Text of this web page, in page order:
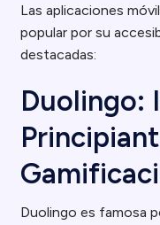
Las aplicaciones
popular por su
destacadas:
Duolingo:
Duolingo es famosa